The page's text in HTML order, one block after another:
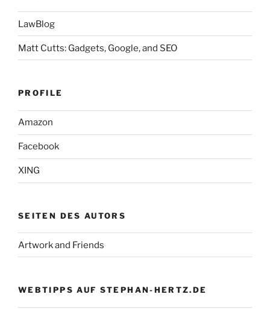
LawBlog
Matt Cutts: Gadgets, Google, and SEO
PROFILE
Amazon
Facebook
XING
SEITEN DES AUTORS
Artwork and Friends
WEBTIPPS AUF STEPHAN-HERTZ.DE